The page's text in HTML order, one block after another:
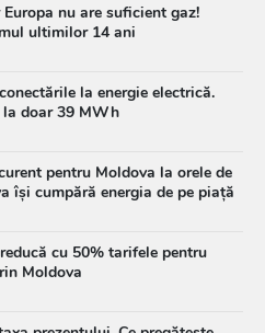
nu are suficient gaz!
ultimilor 14 ani
la energie electrică.
doar 39 MWh
pentru Moldova la orele de
își cumpără energia de pe piață
cu 50% tarifele pentru
Moldova